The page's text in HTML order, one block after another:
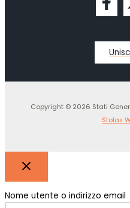
Copyright © 2026 Stati
Stolas
Nome utente o indirizzo email